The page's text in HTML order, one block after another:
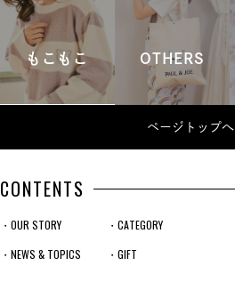
もこもこ OTHERS
ページトップへ
CONTENTS
・OUR STORY
・NEWS & TOPICS
・CATEGORY
・GIFT